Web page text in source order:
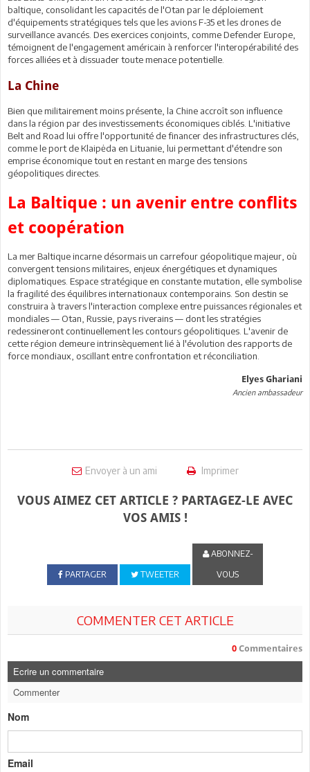
baltique, consolidant les capacités de l'Otan par le déploiement
d'équipements stratégiques tels que les avions F-35 et les drones de
surveillance avancés. Des exercices conjoints, comme Defender Europe,
témoignent de l'engagement américain à renforcer l'interopérabilité des
forces alliées et à dissuader toute menace potentielle.
La Chine
Bien que militairement moins présente, la Chine accroît son influence
dans la région par des investissements économiques ciblés. L'initiative
Belt and Road lui offre l'opportunité de financer des infrastructures clés,
comme le port de Klaipėda en Lituanie, lui permettant d'étendre son
emprise économique tout en restant en marge des tensions
géopolitiques directes.
La Baltique : un avenir entre conflits
et coopération
La mer Baltique incarne désormais un carrefour géopolitique majeur, où
convergent tensions militaires, enjeux énergétiques et dynamiques
diplomatiques. Espace stratégique en constante mutation, elle symbolise
la fragilité des équilibres internationaux contemporains. Son destin se
construira à travers l'interaction complexe entre puissances régionales et
mondiales — Otan, Russie, pays riverains — dont les stratégies
redessineront continuellement les contours géopolitiques. L'avenir de
cette région demeure intrinsèquement lié à l'évolution des rapports de
force mondiaux, oscillant entre confrontation et réconciliation.
Elyes Ghariani
Ancien ambassadeur
Envoyer à un ami Imprimer
VOUS AIMEZ CET ARTICLE ? PARTAGEZ-LE AVEC
VOS AMIS !
PARTAGER TWEETER
ABONNEZ-
VOUS
COMMENTER CET ARTICLE
0 Commentaires
Ecrire un commentaire
Commenter
Nom
Email